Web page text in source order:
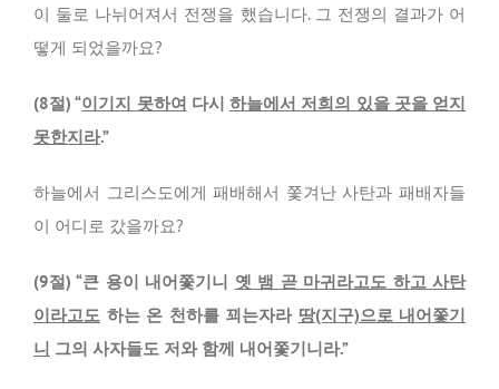
이 둘로 나뉘어져서 전쟁을 했습니다. 그 전쟁의 결과가 어
떻게 되었을까요?
(8절) “이기지 못하여 다시 하늘에서 저희의 있을 곳을 얻지
못한지라.”
하늘에서 그리스도에게 패배해서 쫓겨난 사탄과 패배자들
이 어디로 갔을까요?
(9절) “큰 용이 내어쫓기니 옛 뱀 곧 마귀라고도 하고 사탄
이라고도 하는 온 천하를 꾀는자라 땅(지구)으로 내어쫓기
니 그의 사자들도 저와 함께 내어쫓기니라.”